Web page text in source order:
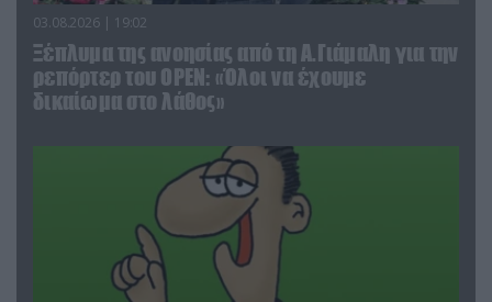
03.08.2026 | 19:02
Ξέπλυμα της ανοησίας από τη Α.Γιάμαλη για την
ρεπόρτερ του ΟΡΕΝ: «Όλοι να έχουμε
δικαίωμα στο λάθος»